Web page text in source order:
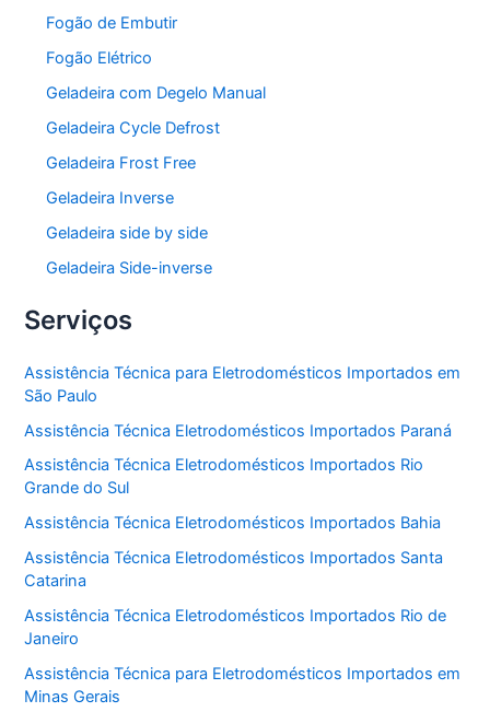
Fogão de Embutir
Fogão Elétrico
Geladeira com Degelo Manual
Geladeira Cycle Defrost
Geladeira Frost Free
Geladeira Inverse
Geladeira side by side
Geladeira Side-inverse
Serviços
Assistência Técnica para Eletrodomésticos Importados em
São Paulo
Assistência Técnica Eletrodomésticos Importados Paraná
Assistência Técnica Eletrodomésticos Importados Rio
Grande do Sul
Assistência Técnica Eletrodomésticos Importados Bahia
Assistência Técnica Eletrodomésticos Importados Santa
Catarina
Assistência Técnica Eletrodomésticos Importados Rio de
Janeiro
Assistência Técnica para Eletrodomésticos Importados em
Minas Gerais